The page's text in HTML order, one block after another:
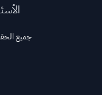
جميع